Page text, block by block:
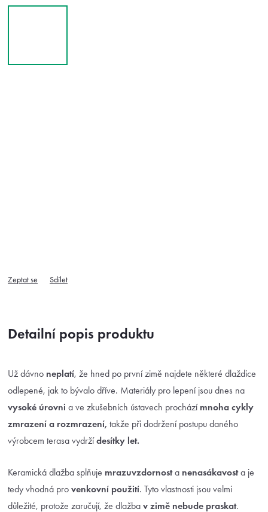
Zeptat se Sdílet
Detailní popis produktu
Už dávno neplatí, že hned po první zimě najdete některé dlaždice
odlepené, jak to bývalo dříve. Materiály pro lepení jsou dnes na
vysoké úrovni a ve zkušebních ústavech prochází mnoha cykly
zmrazení a rozmrazení, takže při dodržení postupu daného
výrobcem terasa vydržídesítky let.
Keramická dlažba splňuje mrazuvzdornosta nenasákavosta je
tedy vhodná pro venkovní použití. Tyto vlastnosti jsou velmi
důležité, protože zaručují, že dlažba v zimě nebude praskat.